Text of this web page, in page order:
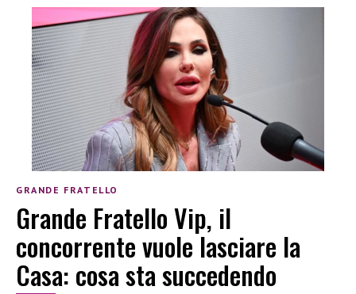
GRANDE FRATELLO
Grande Fratello Vip, il
concorrente vuole lasciare la
Casa: cosa sta succedendo